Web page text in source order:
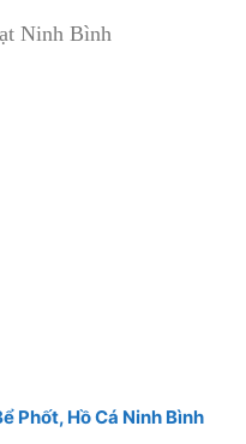
Phốt, Hồ Cá Ninh Bình